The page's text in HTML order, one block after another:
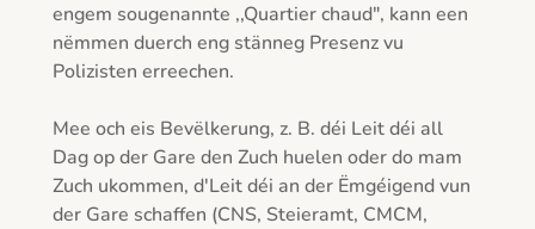
engem sougenannte ,,Quartier chaud", kann een
nëmmen duerch eng stänneg Presenz vu
Polizisten erreechen.
Mee och eis Bevëlkerung, z. B. déi Leit déi all
Dag op der Gare den Zuch huelen oder do mam
Zuch ukommen, d'Leit déi an der Ëmgéigend vun
der Gare schaffen (CNS, Steieramt, CMCM,